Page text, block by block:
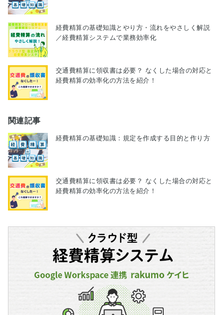
経費精算の基礎知識とやり方・流れをやさしく解説
／経費精算システムで業務効率化
交通費精算に領収書は必要？ なくした場合の対応と
経費精算の効率化の方法を紹介！
関連記事
経費精算の基礎知識：規定を作成する目的と作り方
交通費精算に領収書は必要？ なくした場合の対応と
経費精算の効率化の方法を紹介！